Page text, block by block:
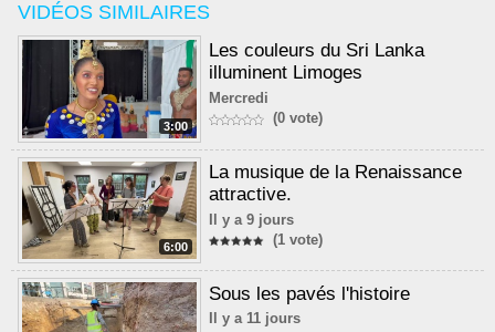
VIDÉOS SIMILAIRES
3:00
Les couleurs du Sri Lanka
illuminent Limoges
Mercredi
(0 vote)
6:00
La musique de la Renaissance
attractive.
Il y a 9 jours
(1 vote)
Sous les pavés l'histoire
Il y a 11 jours